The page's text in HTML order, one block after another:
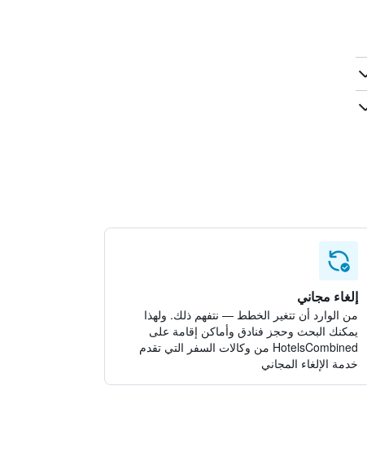
إلغاء مجاني
من الوارد أن تتغير الخطط — نتفهم ذلك. ولهذا
يمكنك البحث وحجز فنادق وأماكن إقامة على
HotelsCombined من وكالات السفر التي تقدم
خدمة الإلغاء المجاني